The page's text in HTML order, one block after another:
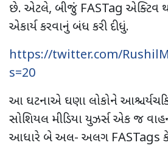
છે. એટલે, બીજું FASTag એક્ટિવ
એકાર્ય કરવાનું બંધ કરી દીધું.
https://twitter.com/
s=20
આ ઘટનાએ ઘણા લોકોને
સોશિયલ મીડિયા યુઝર્સ એક જ
આધારે બે અલ- અલગ FASTags